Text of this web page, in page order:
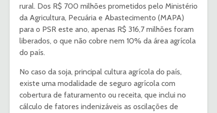
rural. Dos R$ 700 milhões prometidos pelo Ministério
da Agricultura, Pecuária e Abastecimento (MAPA)
para o PSR este ano, apenas R$ 316,7 milhões foram
liberados, o que não cobre nem 10% da área agrícola
do país.
No caso da soja, principal cultura agrícola do país,
existe uma modalidade de seguro agrícola com
cobertura de faturamento ou receita, que inclui no
cálculo de fatores indenizáveis as oscilações de